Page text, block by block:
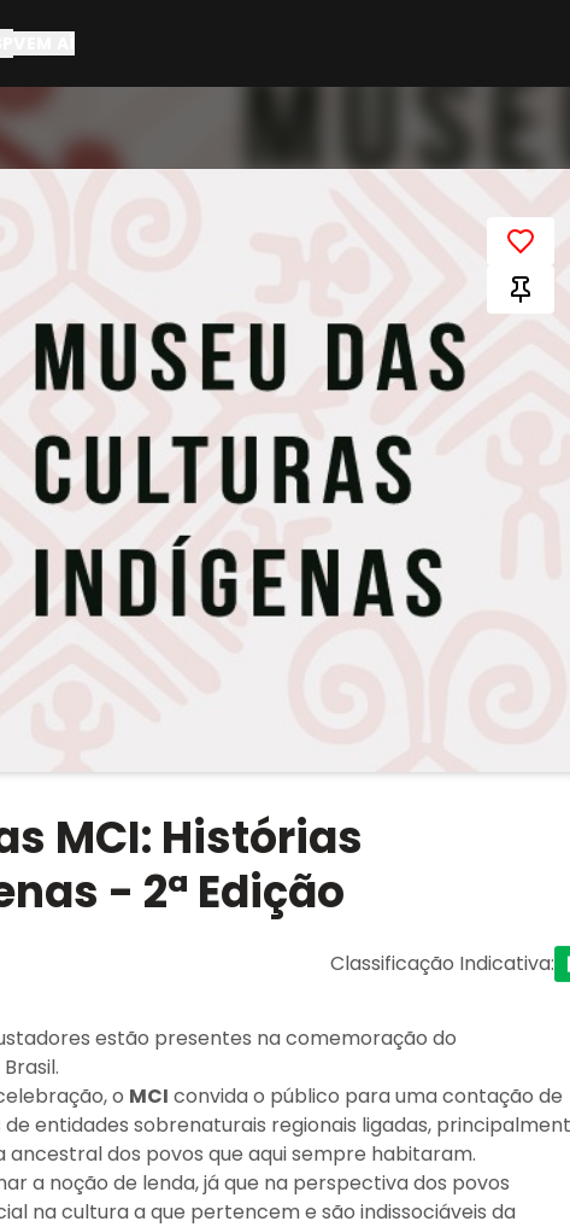
MCI: Histórias
- 2ª Edição
Classificação Indicativa:
estão presentes na comemoração do
o MCI convida o público para uma contação de
de entidades sobrenaturais regionais ligadas,
dos povos que aqui sempre habitaram.
a noção de lenda, já que na perspectiva dos povos
na cultura a que pertencem e são indissociáveis da